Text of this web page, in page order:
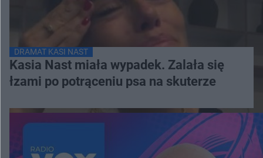
DRAMAT KASI NAST
Kasia Nast miała wypadek. Zalała się
łzami po potrąceniu psa na skuterze